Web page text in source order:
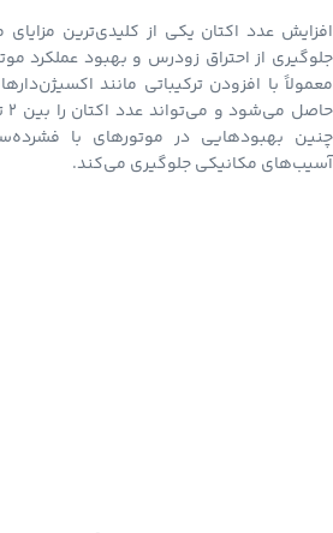
افزایش عدد اکتان یکی از کلیدی‌ترین
جلوگیری از احتراق زودرس و بهبود عملکرد
معمولاً با افزودن ترکیباتی مانند
چنین بهبودهایی در موتورهای با
آسیب‌های مکانیکی جلوگیری می‌کند.